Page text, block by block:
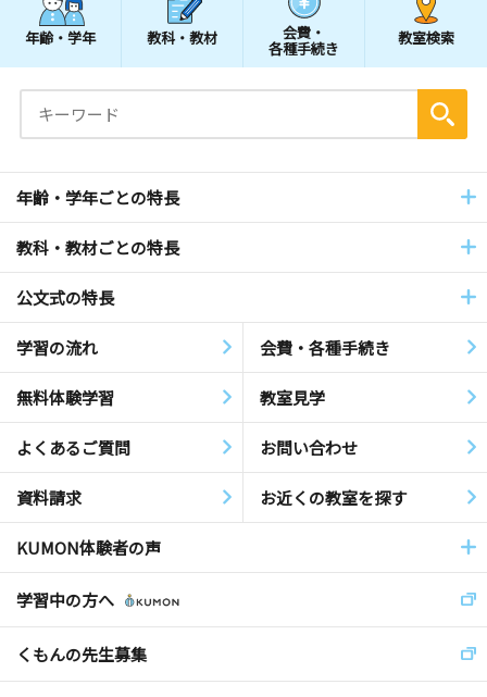
年齢・学年 教科・教材 会費・
各種手続き
教室検索
年齢・学年ごとの特長
教科・教材ごとの特長
公文式の特長
学習の流れ 会費・各種手続き
無料体験学習 教室見学
よくあるご質問 お問い合わせ
資料請求 お近くの教室を探す
KUMON体験者の声
学習中の方へ
くもんの先生募集